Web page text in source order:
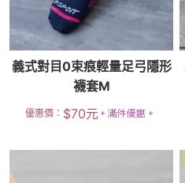
義式對目0束痕輕量足弓隱形
襪套M
優惠價： $70元